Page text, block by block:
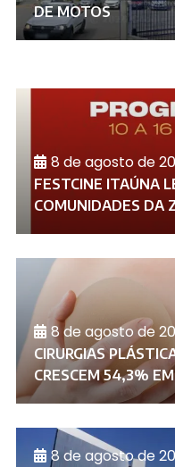
DE MOTOS
8 de agosto de
FESTCINE ITAÚNA
COMUNIDADES DA
8 de agosto de
CIRURGIAS
CRESCEM 54,3%
8 de agosto de